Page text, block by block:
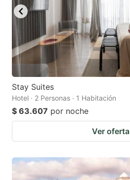
Stay Suites
Hotel · 2 Personas · 1 Habitación
$ 63.607 por noche
Ver oferta